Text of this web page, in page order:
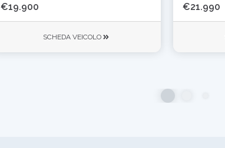
€19.900
SCHEDA VEICOLO
€21.990